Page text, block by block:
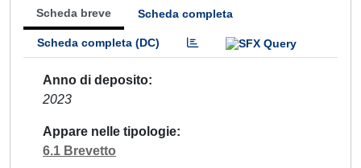
Scheda breve Scheda completa
Scheda completa (DC)
Anno di deposito
2023
Appare nelle tipologie
6.1 Brevetto